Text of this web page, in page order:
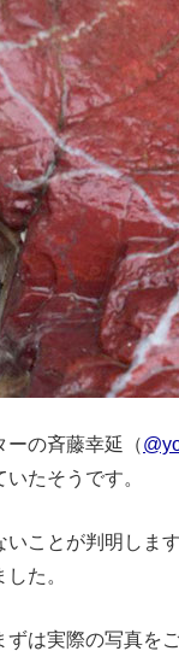
ーの斉藤幸延（
たそうです。
いことが判明しま
た。
は実際の写真を